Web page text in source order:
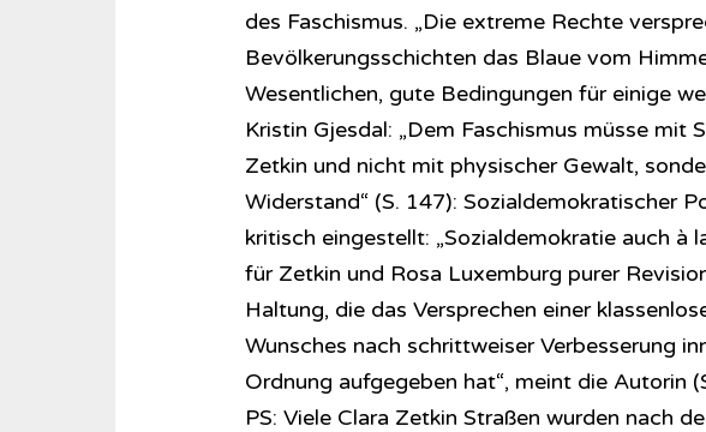
des Faschismus. „Die extreme Rechte
Bevölkerungsschichten das Blaue vom
Wesentlichen, gute Bedingungen für einige
Kristin Gjesdal: „Dem Faschismus müsse mit
Zetkin und nicht mit physischer Gewalt,
Widerstand“ (S. 147): Sozialdemokratischer
kritisch eingestellt: „Sozialdemokratie auch à
für Zetkin und Rosa Luxemburg purer
Haltung, die das Versprechen einer
Wunsches nach schrittweiser Verbesserung
Ordnung aufgegeben hat“, meint die Autorin
PS: Viele Clara Zetkin Straßen wurden nach